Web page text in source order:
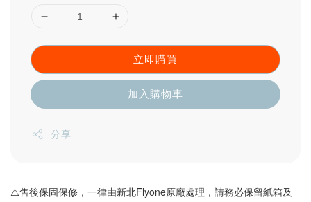
立即購買
加入購物車
分享
⚠️售後保固保修，一律由新北Flyone原廠處理，請務必保留紙箱及